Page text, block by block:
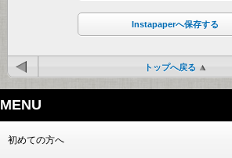
Instapaperへ保存する
トップへ戻る
MENU
初めての方へ